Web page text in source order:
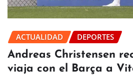
ACTUALIDAD DEPORTES
Andreas Christensen
viaja con el Barça a